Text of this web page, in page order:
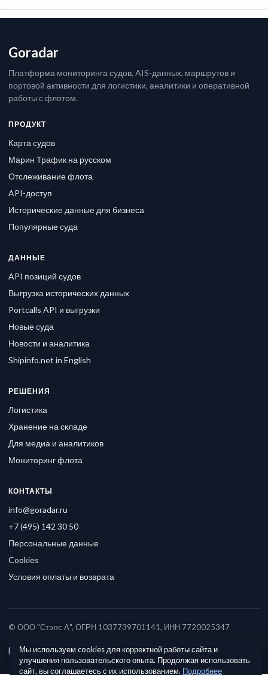
Goradar
Платформа мониторинга судов, AIS-данных, маршрутов и
портовой активности для логистики, аналитики и оперативной
работы с флотом.
ПРОДУКТ
Карта судов
Марин Трафик на русском
Отслеживание флота
API-доступ
Исторические данные для бизнеса
Популярные суда
ДАННЫЕ
API позиций судов
Выгрузка исторических данных
Portcalls API и выгрузки
Новые суда
Новости и аналитика
Shipinfo.net in English
РЕШЕНИЯ
Логистика
Хранение на складе
Для медиа и аналитиков
Мониторинг флота
КОНТАКТЫ
info@goradar.ru
+7 (495) 142 30 50
Персональные данные
Cookies
Условия оплаты и возврата
© ООО "Стэлс А", ОГРН 1037739701141, ИНН 7720025347
Мы используем cookies для корректной работы сайта и
улучшения пользовательского опыта. Продолжая использовать
сайт, вы соглашаетесь с их использованием. Подробнее